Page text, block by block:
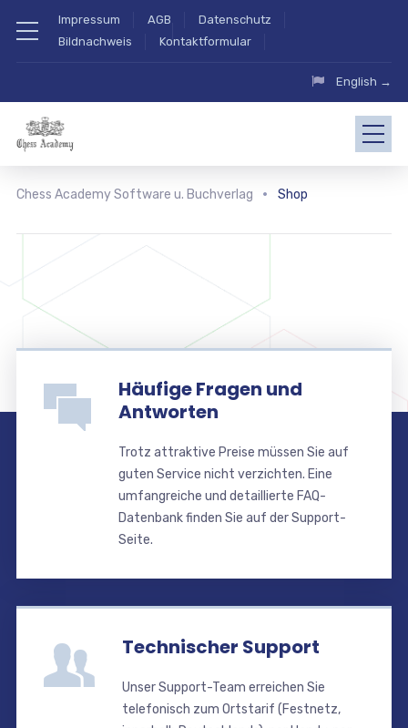
Impressum AGB
Datenschutz
Bildnachweis
Kontaktformular
English →
Chess Academy Software u. Buchverlag Shop
Häufige Fragen und
Antworten
Trotz attraktive Preise müssen Sie auf
guten Service nicht verzichten. Eine
umfangreiche und detaillierte FAQ-
Datenbank finden Sie auf der Support-
Seite.
Technischer Support
Unser Support-Team erreichen Sie
telefonisch zum Ortstarif (Festnetz,